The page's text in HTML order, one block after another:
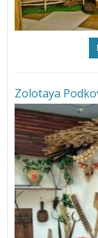
Zolotaya